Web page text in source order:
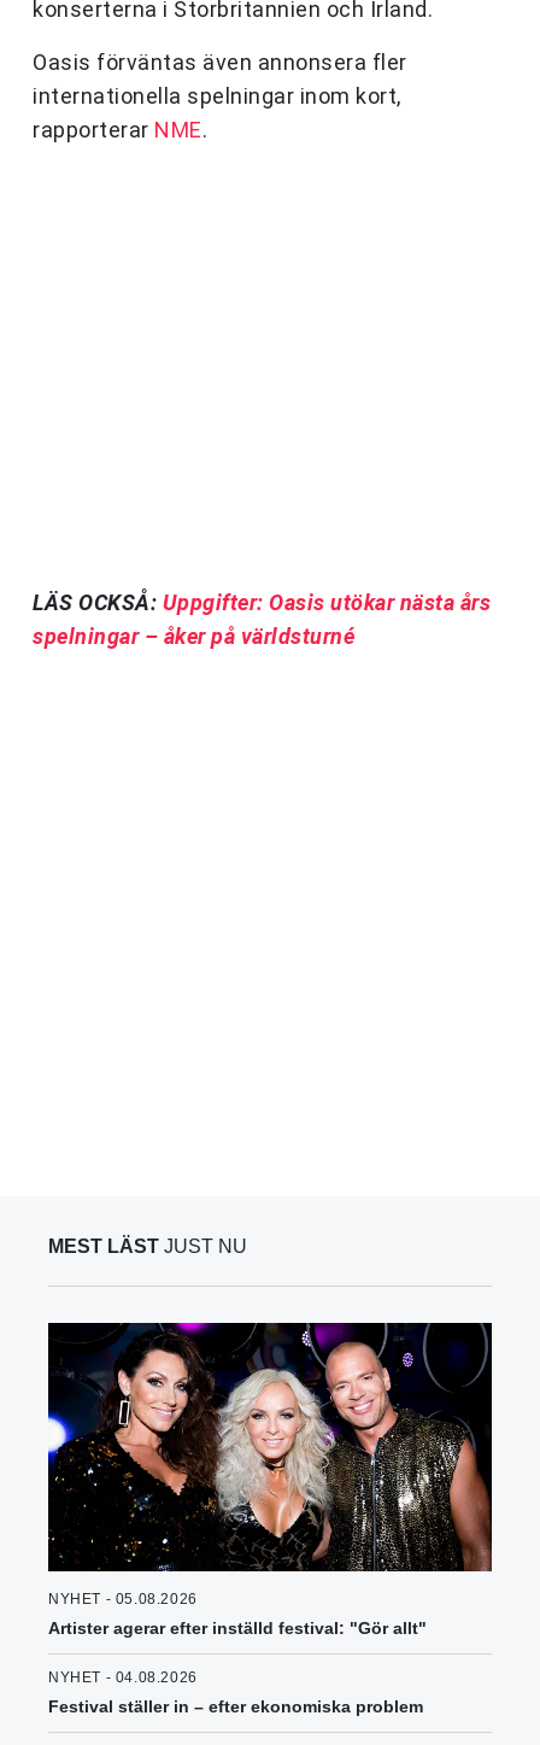
konserterna i Storbritannien och Irland.
Oasis förväntas även annonsera fler
internationella spelningar inom kort,
rapporterar NME.
LÄS OCKSÅ: Uppgifter: Oasis utökar nästa års
spelningar – åker på världsturné
MEST LÄST JUST NU
NYHET - 05.08.2026
Artister agerar efter inställd festival: "Gör allt"
NYHET - 04.08.2026
Festival ställer in – efter ekonomiska problem